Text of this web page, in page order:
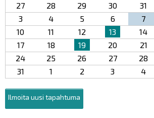
27
28 29 30 31
3
4 5 6 7
10
11 12 13 14
17
18 19 20 21
24
25 26 27 28
31
1 2 3 4
Ilmoita uusi tapahtuma